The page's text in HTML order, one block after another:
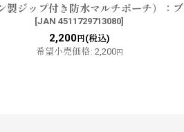
製ジップ付き防水マルチポーチ）：
[JAN 4511729713080]
2,200円(税込)
希望小売価格: 2,200円